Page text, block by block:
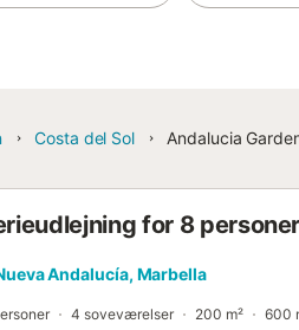
Costa del Sol Andalucia
for 8
Andalucía, Marbella
4 soveværelser 200 m² 600